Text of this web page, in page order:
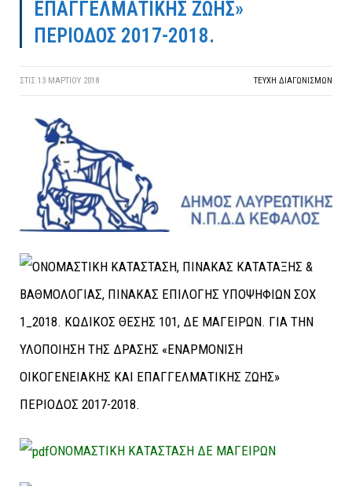
ΕΠΑΓΓΕΛΜΑΤΙΚΗΣ ΖΩΗΣ»
ΠΕΡΙΟΔΟΣ 2017-2018.
ΣΤΙΣ 13 ΜΑΡΤΊΟΥ 2018 ΤΕΎΧΗ ΔΙΑΓΩΝΙΣΜΏΝ
ΟΝΟΜΑΣΤΙΚΗ ΚΑΤΑΣΤΑΣΗ ΔΕ ΜΑΓΕΙΡΩΝ